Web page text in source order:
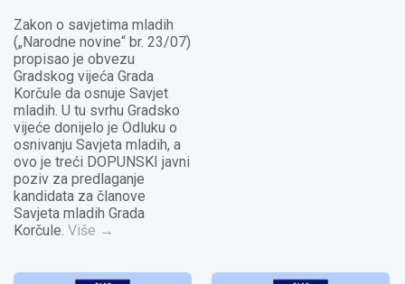
Zakon o savjetima mladih
(„Narodne novine“ br. 23/07)
propisao je obvezu
Gradskog vijeća Grada
Korčule da osnuje Savjet
mladih. U tu svrhu Gradsko
vijeće donijelo je Odluku o
osnivanju Savjeta mladih, a
ovo je treći DOPUNSKI javni
poziv za predlaganje
kandidata za članove
Savjeta mladih Grada
Korčule. Više →